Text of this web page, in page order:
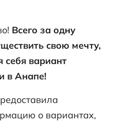
Всего за одну
свою мечту,
себя вариант
в Анапе!
о вариантах,